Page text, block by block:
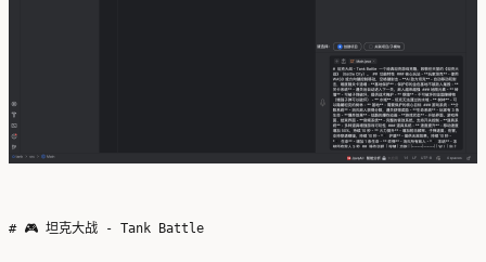
# 🎮 坦克大战 - Tank Battle